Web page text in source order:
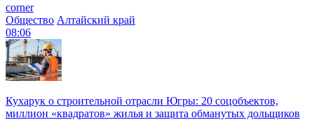
corner
Общество Алтайский край
08:06
Кухарук о строительной отрасли Югры: 20 соцобъектов,
миллион «квадратов» жилья и защита обманутых дольщиков